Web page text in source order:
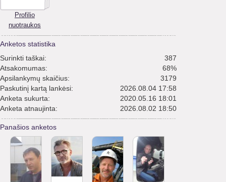
Profilio
nuotraukos
Anketos statistika
Surinkti taškai:
387
Atsakomumas:
68%
Apsilankymų skaičius:
3179
Paskutinį kartą lankėsi:
2026.08.04 17:58
Anketa sukurta:
2020.05.16 18:01
Anketa atnaujinta:
2026.08.02 18:50
Panašios anketos